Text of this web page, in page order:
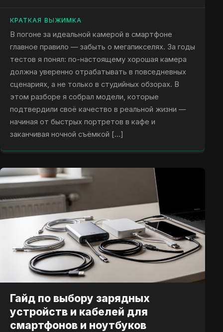
КРАТКАЯ ВЫЖИМКА
В погоне за идеальной камерой в смартфоне
главное правило — забыть о мегапикселях. За годы
тестов я понял: по-настоящему хорошая камера
должна уверенно отрабатывать в повседневных
сценариях, а не только в студийных обзорах. В
этом разборе я собрал модели, которые
подтвердили своё качество в реальной жизни —
начиная от быстрых портретов в кафе и
заканчивая ночной съёмкой […]
Гайд по выбору зарядных
устройств и кабелей для
смартфонов и ноутбуков